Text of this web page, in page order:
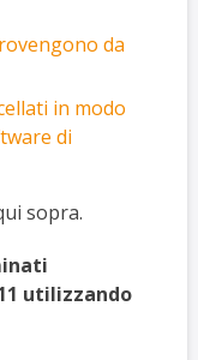
da
in modo
di
sopra.
utilizzando